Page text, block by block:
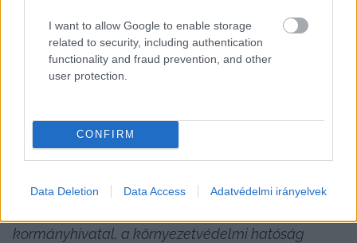
I want to allow Google to enable storage
related to security, including authentication
functionality and fraud prevention, and other
user protection.
CONFIRM
Data Deletion Data Access Adatvédelmi irányelvek
Mindeközben újra megszólalt a gyárral
kapcsolatban Szijjártó Péter. A külgazdasági és
külügyminiszter az ÖT Youtube-csatorna,
nyilatkozva kijelentette, hogy határozottan
visszautasít minden sajtóban megjelent, a gödi
ügy kapcsán ellene irányuló állítást. „Soha nem
volt olyan kormányülés, amiről ír a Telex” –
kormányhivatal, a környezetvédelmi hatóság